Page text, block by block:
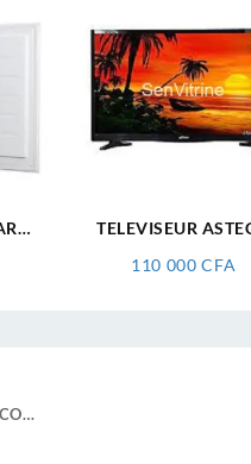
TELEVISEUR
110 000CFA